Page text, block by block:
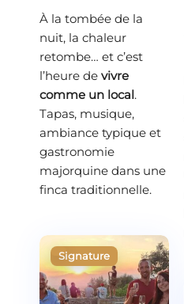
À la tombée de la
nuit, la chaleur
retombe… et c’est
l’heure de vivre
comme un local.
Tapas, musique,
ambiance typique et
gastronomie
majorquine dans une
finca traditionnelle.